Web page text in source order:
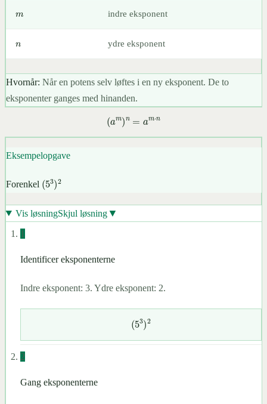
indre eksponent
ydre eksponent
Hvornår: Når en potens selv løftes i en ny eksponent. De to
eksponenter ganges med hinanden.
(am)n=am⋅n
Eksempelopgave
Forenkel (53)2
Vis løsningSkjul løsning▼
1
Identificer eksponenterne
Indre eksponent: 3. Ydre eksponent: 2.
(53)2
2
Gang eksponenterne